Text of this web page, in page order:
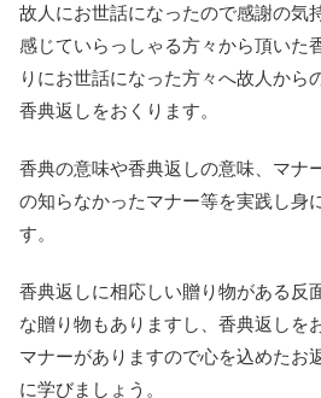
故人にお世話になったので感謝の気
感じていらっしゃる方々から頂いた
りにお世話になった方々へ故人から
香典返しをおくります。
香典の意味や香典返しの意味、マナ
の知らなかったマナー等を実践し身
す。
香典返しに相応しい贈り物がある反
な贈り物もありますし、香典返しを
マナーがありますので心を込めたお
に学びましょう。